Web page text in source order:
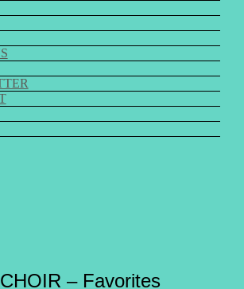
– Favorites